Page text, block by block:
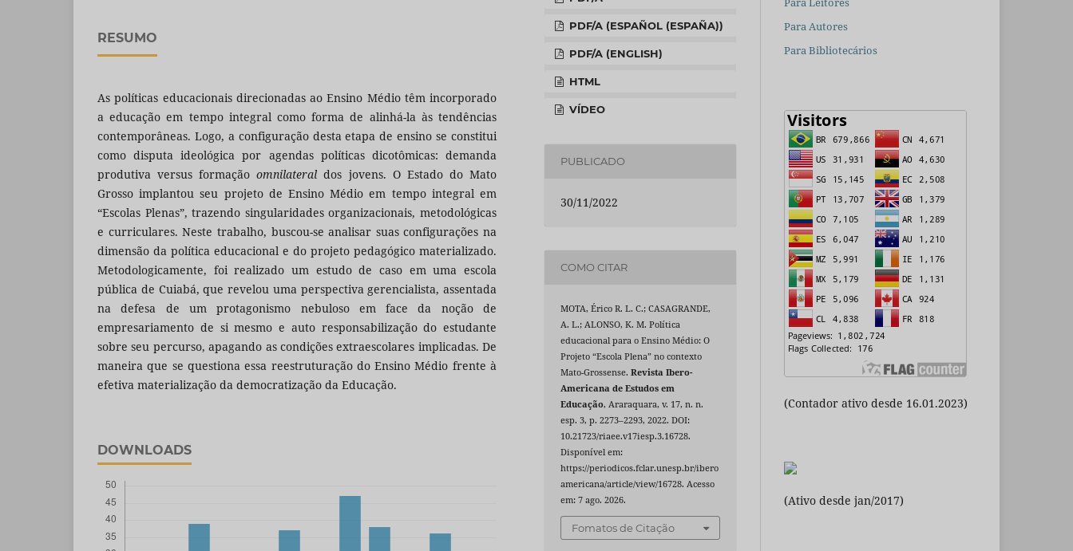
RESUMO
As políticas educacionais direcionadas ao Ensino Médio têm incorporado
a educação em tempo integral como forma de alinhá-la às tendências
contemporâneas. Logo, a configuração desta etapa de ensino se constitui
como disputa ideológica por agendas políticas dicotômicas: demanda
produtiva versus formaçãoomnilateraldos jovens. O Estado do Mato
Grosso implantou seu projeto de Ensino Médio em tempo integral em
“Escolas Plenas”, trazendo singularidades organizacionais, metodológicas
e curriculares. Neste trabalho, buscou-se analisar suas configurações na
dimensão da política educacional e do projeto pedagógico materializado.
Metodologicamente, foi realizado um estudo de caso em uma escola
pública de Cuiabá, que revelou uma perspectiva gerencialista, assentada
na defesa de um protagonismo nebuloso em face da noção de
empresariamento de si mesmo e auto responsabilização do estudante
sobre seu percurso, apagando as condições extraescolares implicadas. De
maneira que se questiona essa reestruturação do Ensino Médio frente à
efetiva materialização da democratização da Educação.
DOWNLOADS
PDF/A (ESPAÑOL (ESPAÑA))
PDF/A (ENGLISH)
HTML
VÍDEO
PUBLICADO
30/11/2022
COMO CITAR
MOTA, Érico R. L. C.; CASAGRANDE,
A. L.; ALONSO, K. M. Política
educacional para o Ensino Médio: O
Projeto “Escola Plena” no contexto
Mato-Grossense.Revista Ibero-
Americana de Estudos em
Educação, Araraquara, v. 17, n. n.
esp. 3, p. 2273–2293, 2022. DOI:
10.21723/riaee.v17iesp.3.16728.
Disponível em:
https://periodicos.fclar.unesp.br/ibero
americana/article/view/16728. Acesso
em: 7 ago. 2026.
Fomatos de Citação
Para Autores
Para Bibliotecários
(Contador ativo desde 16.01.2023)
(Ativo desde jan/2017)